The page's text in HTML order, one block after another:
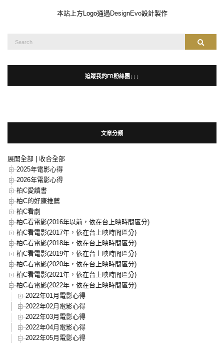
本站上方Logo通過 DesignEvo設計製作
Search
Search
追蹤我的FB粉絲團↓↓↓
文章分類
展開全部
收合全部
2025年電影心得
2026年電影心得
柏C愛讀書
柏C的好康推薦
柏C看劇
柏C看電影(2016年以前，依在台上映時間區分)
柏C看電影(2017年，依在台上映時間區分)
柏C看電影(2018年，依在台上映時間區分)
柏C看電影(2019年，依在台上映時間區分)
柏C看電影(2020年，依在台上映時間區分)
柏C看電影(2021年，依在台上映時間區分)
柏C看電影(2022年，依在台上映時間區分)
2022年01月電影心得
2022年02月電影心得
2022年03月電影心得
2022年04月電影心得
2022年05月電影心得